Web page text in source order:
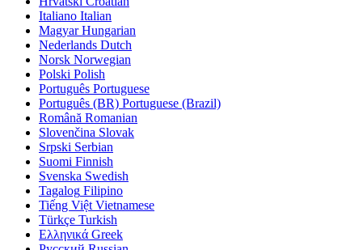
Italiano Italian
Magyar Hungarian
Nederlands Dutch
Norsk Norwegian
Polski Polish
Português Portuguese
Português (BR) Portuguese (Brazil)
Română Romanian
Slovenčina Slovak
Srpski Serbian
Suomi Finnish
Svenska Swedish
Tagalog Filipino
Tiếng Việt Vietnamese
Türkçe Turkish
Ελληνικά Greek